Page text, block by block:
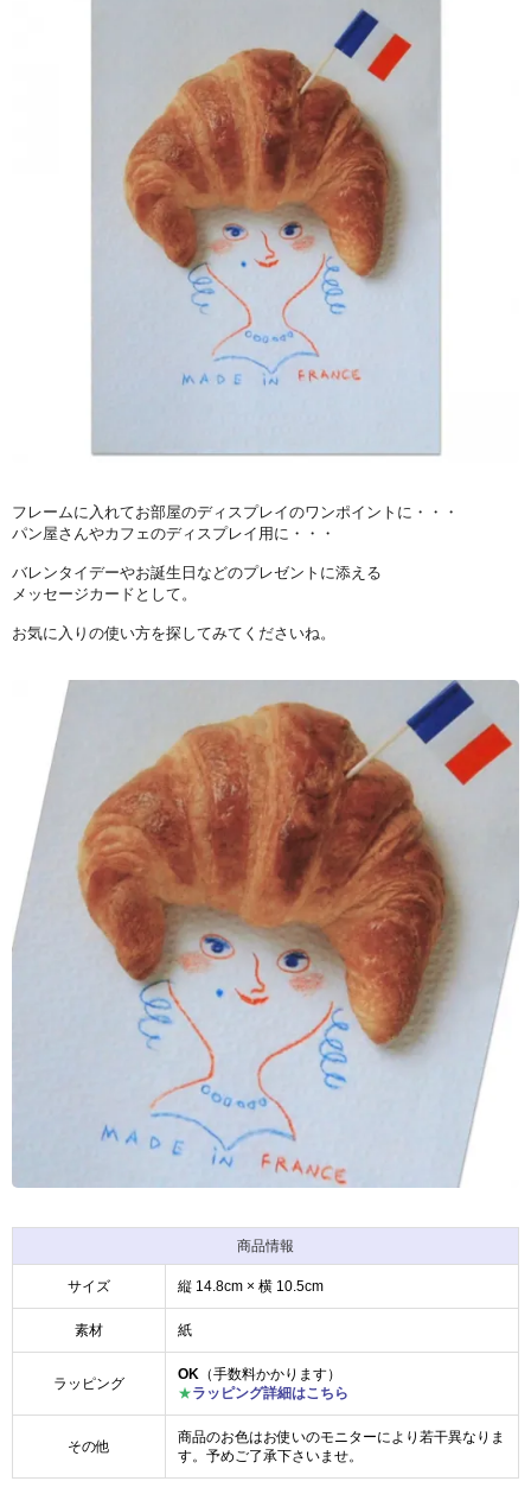
フレームに入れてお部屋のディスプレイのワンポイントに・・・
パン屋さんやカフェのディスプレイ用に・・・
バレンタイデーやお誕生日などのプレゼントに添える
メッセージカードとして。
お気に入りの使い方を探してみてくださいね。
商品情報
サイズ 縦 14.8cm × 横 10.5cm
素材 紙
ラッピング
OK （手数料かかります）
★ラッピング詳細はこちら
その他
商品のお色はお使いのモニターにより若干異なりま
す。予めご了承下さいませ。